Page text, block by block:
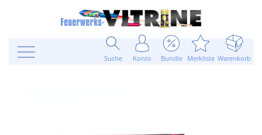
Suche Konto Bundle Merkliste Warenkorb